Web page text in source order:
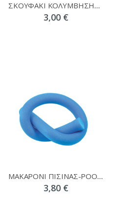
ΣΚΟΥΦΑΚΙ ΚΟΛΥΜΒΗΣΗΣ ΠΑΙΔΙΚΟ BLUE WAVE 66221-2
3,00 €
ΜΑΚΑΡΟΝΙ ΠΙΣΙΝΑΣ-POOL NOODLE 66262
3,80 €